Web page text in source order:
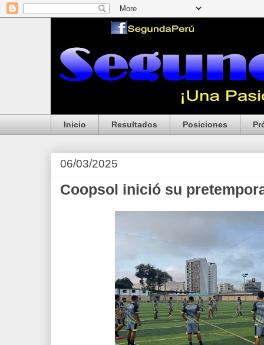
Inicio Resultados Posiciones
06/03/2025
Coopsol inició su